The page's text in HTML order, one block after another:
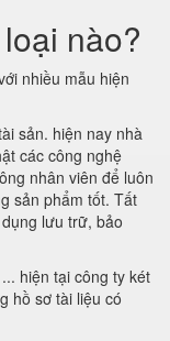
nào?
nhiều mẫu hiện
sản. hiện nay nhà
các công nghệ
nhân viên để luôn
sản phẩm tốt. Tất
lưu trữ, bảo
hiện tại công ty két
hồ sơ tài liệu có